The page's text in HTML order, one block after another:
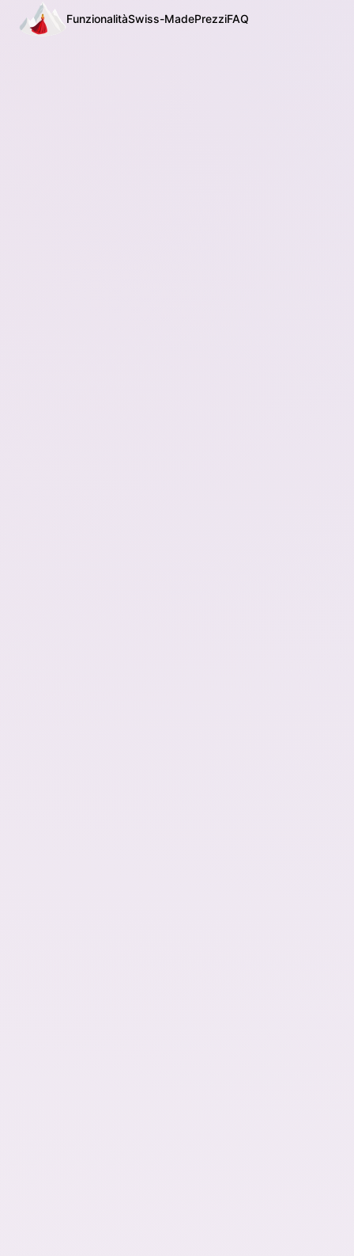
FunzionalitàSwiss-MadePrezziFAQ